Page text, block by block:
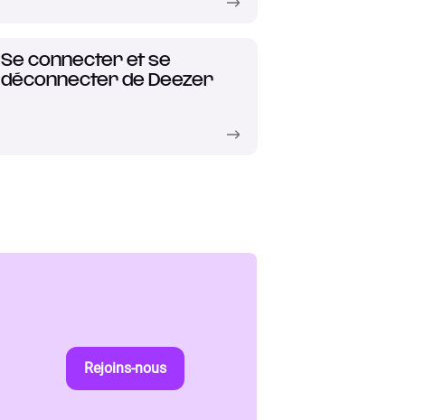
Se connecter et se
déconnecter de Deezer
Rejoins-nous